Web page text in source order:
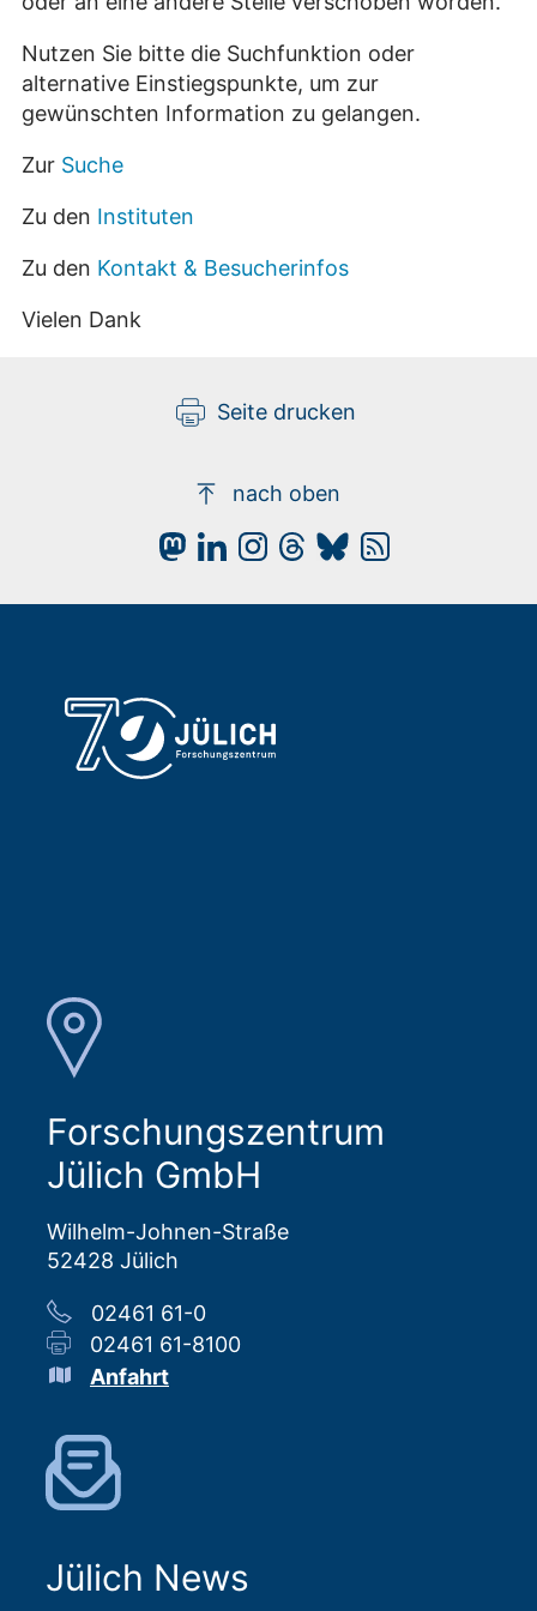
Nutzen Sie bitte die Suchfunktion oder
alternative Einstiegspunkte, um zur
gewünschten Information zu gelangen.
Zur Suche
Zu den Instituten
Zu den Kontakt & Besucherinfos
Vielen Dank
Seite drucken
nach oben
Forschungszentrum
Jülich GmbH
Wilhelm-Johnen-Straße
52428 Jülich
02461 61-0
02461 61-8100
Anfahrt
Jülich News